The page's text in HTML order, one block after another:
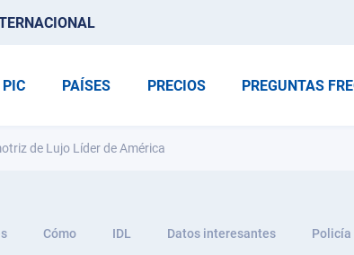
PIC PAÍSES PRECIOS PREGUNTAS
de Lujo Líder de América
Cómo IDL Datos interesantes Policía